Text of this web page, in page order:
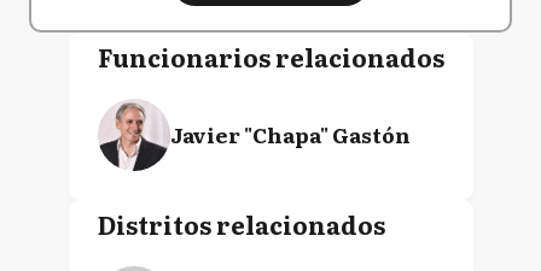
Funcionarios relacionados
Javier "Chapa" Gastón
Distritos relacionados